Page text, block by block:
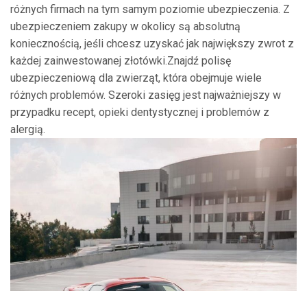
różnych firmach na tym samym poziomie ubezpieczenia. Z
ubezpieczeniem zakupy w okolicy są absolutną
koniecznością, jeśli chcesz uzyskać jak największy zwrot z
każdej zainwestowanej złotówki.Znajdź polisę
ubezpieczeniową dla zwierząt, która obejmuje wiele
różnych problemów. Szeroki zasięg jest najważniejszy w
przypadku recept, opieki dentystycznej i problemów z
alergią.